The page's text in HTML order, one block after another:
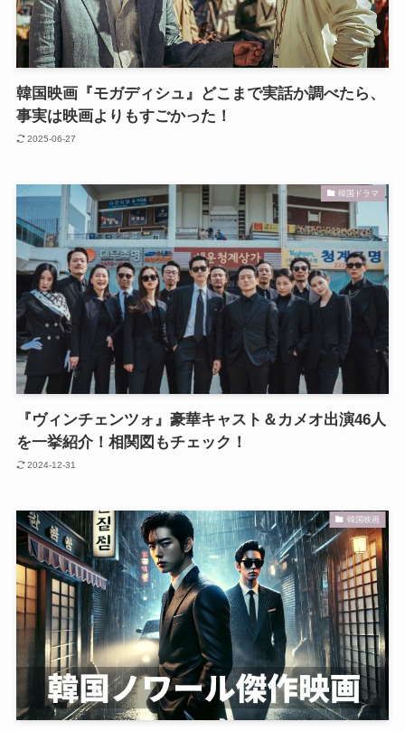
韓国映画『モガディシュ』どこまで実話か調べたら、
事実は映画よりもすごかった！
2025-06-27
韓国ドラマ
『ヴィンチェンツォ』豪華キャスト＆カメオ出演46人
を一挙紹介！相関図もチェック！
2024-12-31
韓国映画